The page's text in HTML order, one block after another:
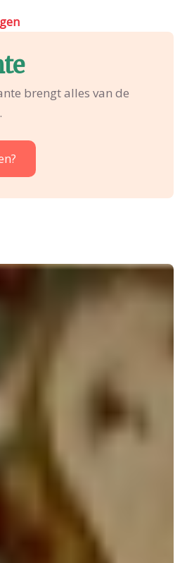
brengt alles van de